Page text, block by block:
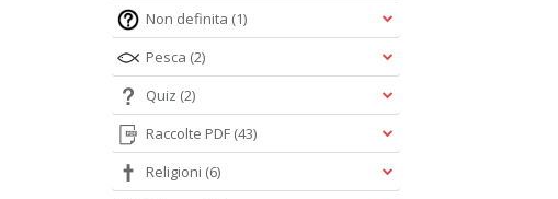
Non definita (1)
Pesca (2)
Quiz (2)
Raccolte PDF (43)
Religioni (6)